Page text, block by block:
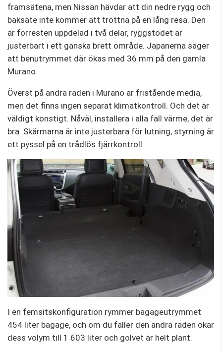
framsätena, men Nissan hävdar att din nedre rygg och
baksäte inte kommer att tröttna på en lång resa. Den
är förresten uppdelad i två delar, ryggstödet är
justerbart i ett ganska brett område. Japanerna säger
att benutrymmet där ökas med 36 mm på den gamla
Murano.
Överst på andra raden i Murano är fristående media,
men det finns ingen separat klimatkontroll. Och det är
väldigt konstigt. Nåväl, installera i alla fall värme, det är
bra. Skärmarna är inte justerbara för lutning, styrning är
ett pyssel på en trådlös fjärrkontroll.
I en femsitskonfiguration rymmer bagageutrymmet
454 liter bagage, och om du fäller den andra raden ökar
dess volym till 1 603 liter och golvet är helt plant.